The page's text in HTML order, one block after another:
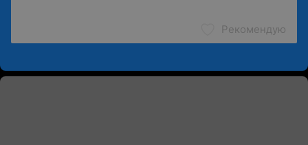
Рекомендую